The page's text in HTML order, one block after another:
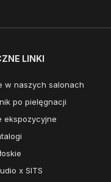
LINKI
w naszych salonach
po pielęgnacji
ekspozycyjne
x SITS